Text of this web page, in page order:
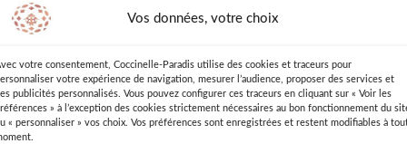
Vos données, votre choix
votre consentement, Coccinelle-Paradis utilise des cookies et traceurs pour
votre expérience de navigation, mesurer l’audience, proposer des services et
publicités personnalisés. Vous pouvez configurer ces traceurs en cliquant sur « Voir les
» à l’exception des cookies strictement nécessaires au bon fonctionnement du
« personnaliser » vos choix. Vos préférences sont enregistrées et restent modifiables à